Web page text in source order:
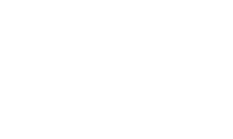
optimaal